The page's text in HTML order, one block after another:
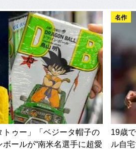
トゥー」「ベジータ帽子の
ールが“南米名選手に超愛
名作
19歳
ル自